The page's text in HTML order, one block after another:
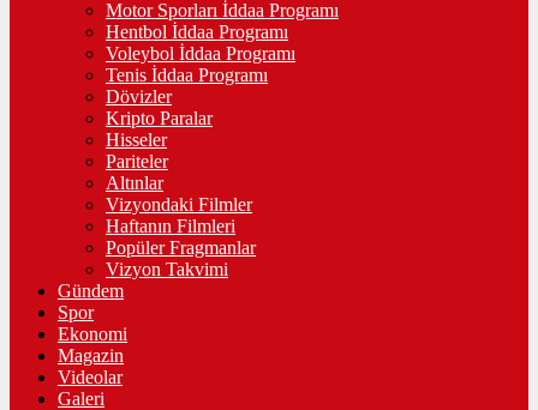
Motor Sporları İddaa Programı
Hentbol İddaa Programı
Voleybol İddaa Programı
Tenis İddaa Programı
Dövizler
Kripto Paralar
Hisseler
Pariteler
Altınlar
Vizyondaki Filmler
Haftanın Filmleri
Popüler Fragmanlar
Vizyon Takvimi
Gündem
Spor
Ekonomi
Magazin
Videolar
Galeri